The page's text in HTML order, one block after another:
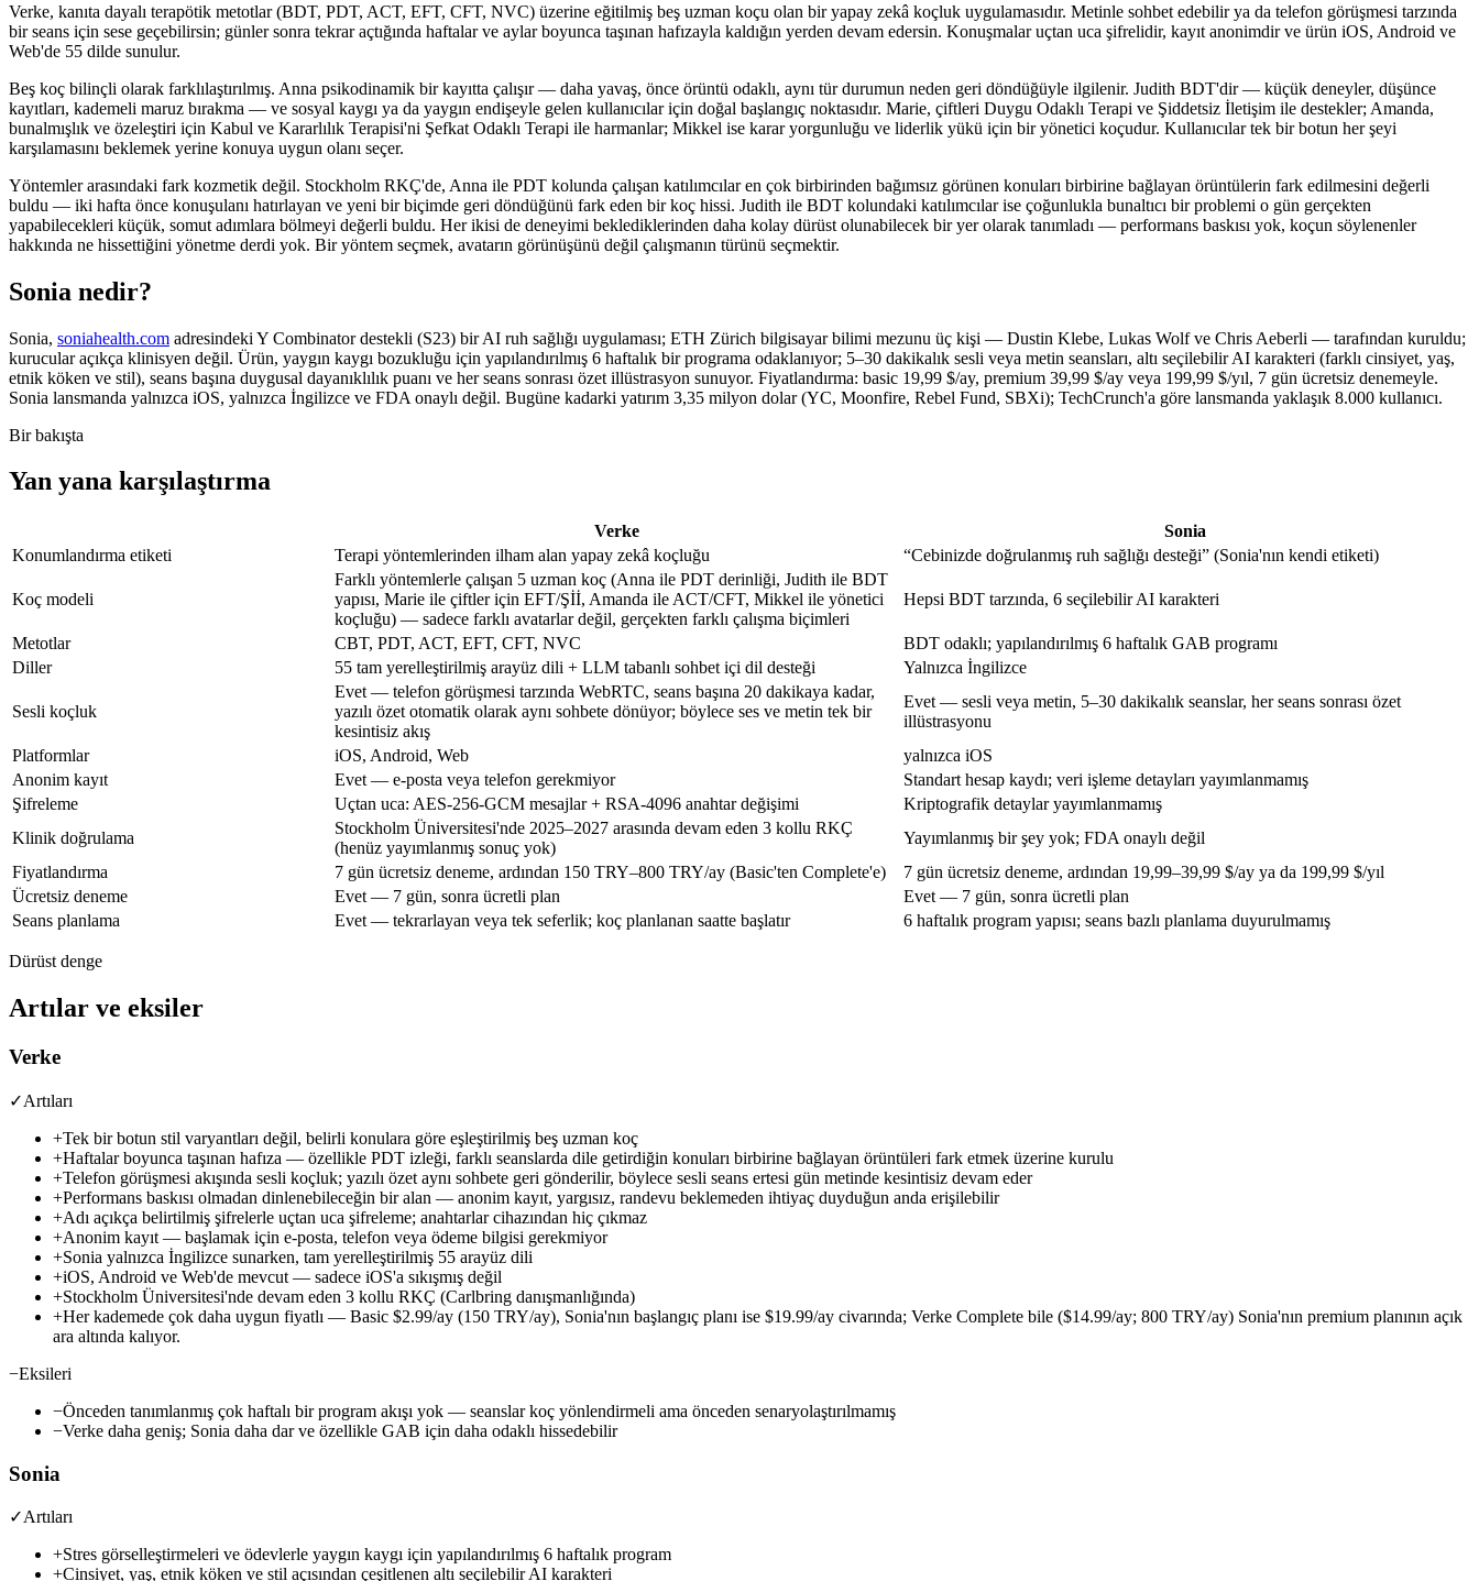
Verke, kanıta dayalı terapötik metotlar (BDT, PDT, ACT, EFT, CFT, NVC) üzerine eğitilmiş beş uzman koçu olan bir yapay zekâ koçluk uygulamasıdır. Metinle sohbet edebilir ya da telefon görüşmesi tarzında
bir seans için sese geçebilirsin; günler sonra tekrar açtığında haftalar ve aylar boyunca taşınan hafızayla kaldığın yerden devam edersin. Konuşmalar uçtan uca şifrelidir, kayıt anonimdir ve ürün iOS, Android ve
Web'de 55 dilde sunulur.
Beş koç bilinçli olarak farklılaştırılmış. Anna psikodinamik bir kayıtta çalışır — daha yavaş, önce örüntü odaklı, aynı tür durumun neden geri döndüğüyle ilgilenir. Judith BDT'dir — küçük deneyler, düşünce
kayıtları, kademeli maruz bırakma — ve sosyal kaygı ya da yaygın endişeyle gelen kullanıcılar için doğal başlangıç noktasıdır. Marie, çiftleri Duygu Odaklı Terapi ve Şiddetsiz İletişim ile destekler; Amanda,
bunalmışlık ve özeleştiri için Kabul ve Kararlılık Terapisi'ni Şefkat Odaklı Terapi ile harmanlar; Mikkel ise karar yorgunluğu ve liderlik yükü için bir yönetici koçudur. Kullanıcılar tek bir botun her şeyi
karşılamasını beklemek yerine konuya uygun olanı seçer.
Yöntemler arasındaki fark kozmetik değil. Stockholm RKÇ'de, Anna ile PDT kolunda çalışan katılımcılar en çok birbirinden bağımsız görünen konuları birbirine bağlayan örüntülerin fark edilmesini değerli
buldu — iki hafta önce konuşulanı hatırlayan ve yeni bir biçimde geri döndüğünü fark eden bir koç hissi. Judith ile BDT kolundaki katılımcılar ise çoğunlukla bunaltıcı bir problemi o gün gerçekten
yapabilecekleri küçük, somut adımlara bölmeyi değerli buldu. Her ikisi de deneyimi beklediklerinden daha kolay dürüst olunabilecek bir yer olarak tanımladı — performans baskısı yok, koçun söylenenler
hakkında ne hissettiğini yönetme derdi yok. Bir yöntem seçmek, avatarın görünüşünü değil çalışmanın türünü seçmektir.
Sonia nedir?
Sonia, soniahealth.com adresindeki Y Combinator destekli (S23) bir AI ruh sağlığı uygulaması; ETH Zürich bilgisayar bilimi mezunu üç kişi — Dustin Klebe, Lukas Wolf ve Chris Aeberli — tarafından kuruldu;
kurucular açıkça klinisyen değil. Ürün, yaygın kaygı bozukluğu için yapılandırılmış 6 haftalık bir programa odaklanıyor; 5–30 dakikalık sesli veya metin seansları, altı seçilebilir AI karakteri (farklı cinsiyet, yaş,
etnik köken ve stil), seans başına duygusal dayanıklılık puanı ve her seans sonrası özet illüstrasyon sunuyor. Fiyatlandırma: basic 19,99 $/ay, premium 39,99 $/ay veya 199,99 $/yıl, 7 gün ücretsiz denemeyle.
Sonia lansmanda yalnızca iOS, yalnızca İngilizce ve FDA onaylı değil. Bugüne kadarki yatırım 3,35 milyon dolar (YC, Moonfire, Rebel Fund, SBXi); TechCrunch'a göre lansmanda yaklaşık 8.000 kullanıcı.
Bir bakışta
Yan yana karşılaştırma
Verke
Sonia
Konumlandırma etiketi
Terapi yöntemlerinden ilham alan yapay zekâ koçluğu “Cebinizde doğrulanmış ruh sağlığı desteği” (Sonia'nın kendi etiketi)
Koç modeli
Farklı yöntemlerle çalışan 5 uzman koç (Anna ile PDT derinliği, Judith ile BDT
yapısı, Marie ile çiftler için EFT/Şİİ, Amanda ile ACT/CFT, Mikkel ile yönetici
koçluğu) — sadece farklı avatarlar değil, gerçekten farklı çalışma biçimleri
Hepsi BDT tarzında, 6 seçilebilir AI karakteri
Metotlar CBT, PDT, ACT, EFT, CFT, NVC
BDT odaklı; yapılandırılmış 6 haftalık GAB programı
Diller
55 tam yerelleştirilmiş arayüz dili + LLM tabanlı sohbet içi dil desteği Yalnızca İngilizce
Sesli koçluk
Evet — telefon görüşmesi tarzında WebRTC, seans başına 20 dakikaya kadar,
yazılı özet otomatik olarak aynı sohbete dönüyor; böylece ses ve metin tek bir
kesintisiz akış
Evet — sesli veya metin, 5–30 dakikalık seanslar, her seans sonrası özet
illüstrasyonu
Platformlar
iOS, Android, Web
yalnızca iOS
Anonim kayıt
Evet — e-posta veya telefon gerekmiyor
Standart hesap kaydı; veri işleme detayları yayımlanmamış
Şifreleme
Uçtan uca: AES-256-GCM mesajlar + RSA-4096 anahtar değişimi
Kriptografik detaylar yayımlanmamış
Klinik doğrulama
Stockholm Üniversitesi'nde 2025–2027 arasında devam eden 3 kollu RKÇ
(henüz yayımlanmış sonuç yok)
Yayımlanmış bir şey yok; FDA onaylı değil
Fiyatlandırma
7 gün ücretsiz deneme, ardından 150 TRY–800 TRY/ay (Basic'ten Complete'e) 7 gün ücretsiz deneme, ardından 19,99–39,99 $/ay ya da 199,99 $/yıl
Ücretsiz deneme
Evet — 7 gün, sonra ücretli plan
Evet — 7 gün, sonra ücretli plan
Seans planlama
Evet — tekrarlayan veya tek seferlik; koç planlanan saatte başlatır 6 haftalık program yapısı; seans bazlı planlama duyurulmamış
Dürüst denge
Artılar ve eksiler
Verke
✓Artıları
+Tek bir botun stil varyantları değil, belirli konulara göre eşleştirilmiş beş uzman koç
+Haftalar boyunca taşınan hafıza — özellikle PDT izleği, farklı seanslarda dile getirdiğin konuları birbirine bağlayan örüntüleri fark etmek üzerine kurulu
+Telefon görüşmesi akışında sesli koçluk; yazılı özet aynı sohbete geri gönderilir, böylece sesli seans ertesi gün metinde kesintisiz devam eder
+Performans baskısı olmadan dinlenebileceğin bir alan — anonim kayıt, yargısız, randevu beklemeden ihtiyaç duyduğun anda erişilebilir
+Adı açıkça belirtilmiş şifrelerle uçtan uca şifreleme; anahtarlar cihazından hiç çıkmaz
+Anonim kayıt — başlamak için e-posta, telefon veya ödeme bilgisi gerekmiyor
+Sonia yalnızca İngilizce sunarken, tam yerelleştirilmiş 55 arayüz dili
+iOS, Android ve Web'de mevcut — sadece iOS'a sıkışmış değil
+Stockholm Üniversitesi'nde devam eden 3 kollu RKÇ (Carlbring danışmanlığında)
+Her kademede çok daha uygun fiyatlı — Basic $2.99/ay (150 TRY/ay), Sonia'nın başlangıç planı ise $19.99/ay civarında; Verke Complete bile ($14.99/ay; 800 TRY/ay) Sonia'nın premium planının açık
ara altında kalıyor.
−Eksileri
−Önceden tanımlanmış çok haftalı bir program akışı yok — seanslar koç yönlendirmeli ama önceden senaryolaştırılmamış
−Verke daha geniş; Sonia daha dar ve özellikle GAB için daha odaklı hissedebilir
Sonia
✓Artıları
+Stres görselleştirmeleri ve ödevlerle yaygın kaygı için yapılandırılmış 6 haftalık program
+Cinsiyet, yaş, etnik köken ve stil açısından çeşitlenen altı seçilebilir AI karakteri